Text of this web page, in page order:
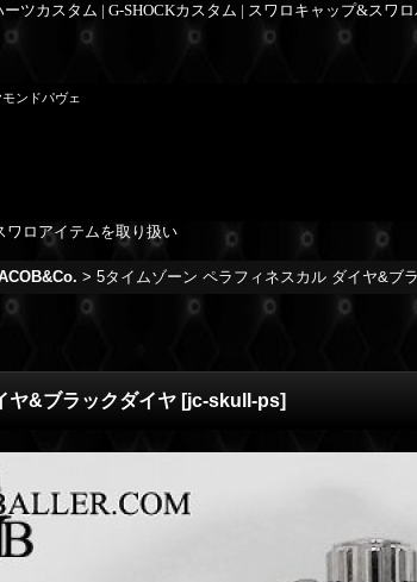
ツカスタム | G-SHOCKカスタム | スワロキャップ&ス
ンドパヴェ
ワロアイテムを取り扱い
> 5タイムゾーン ペラフィネスカル ダイヤ&ブ
ヤ&ブラックダイヤ [jc-skull-ps]